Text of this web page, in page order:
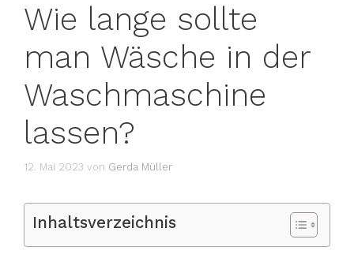
Wie lange sollte
man Wäsche in der
Waschmaschine
lassen?
12. Mai 2023 von Gerda Müller
Inhaltsverzeichnis